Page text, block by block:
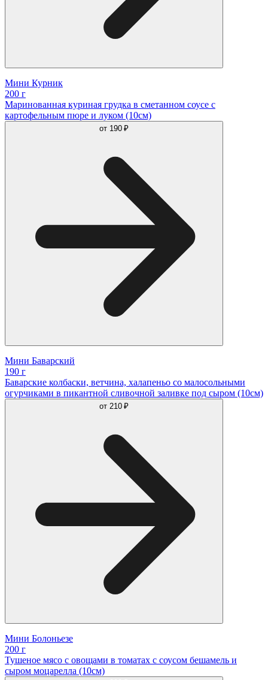
Мини Курник
200 г
Маринованная куриная грудка в сметанном соусе с
картофельным пюре и луком (10см)
от 190 ₽
Мини Баварский
190 г
Баварские колбаски, ветчина, халапеньо со малосольными
огурчиками в пикантной сливочной заливке под сыром (10см)
от 210 ₽
Мини Болоньезе
200 г
Тушеное мясо с овощами в томатах с соусом бешамель и
сыром моцарелла (10см)